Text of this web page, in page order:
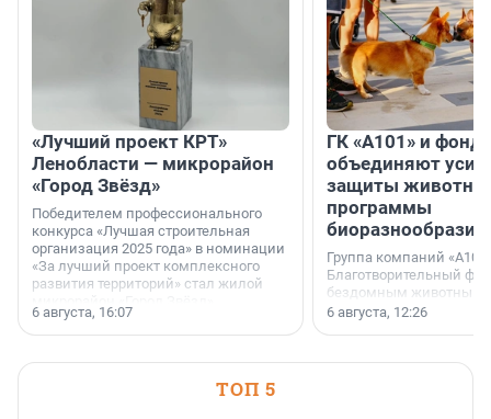
«Лучший проект КРТ»
Ленобласти — микрорайон
«Город Звёзд»
Победителем профессионального
конкурса «Лучшая строительная
организация 2025 года» в номинации
«За лучший проект комплексного
развития территорий» стал жилой
6 августа, 16:07
ГК «А101» и фонд
объединяют
защиты
программы
биоразнообразия
Группа компаний
Благотворительный
бездомным животным
заключили соглашение
6 августа, 12:26
ТОП 5